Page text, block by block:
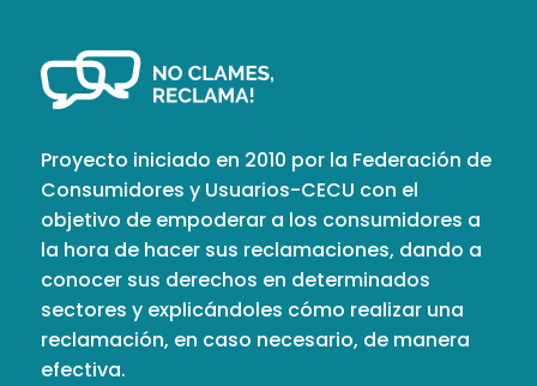
Proyecto iniciado en 2010 por la Federación de
Consumidores y Usuarios-CECU con el
objetivo de empoderar a los consumidores a
la hora de hacer sus reclamaciones, dando a
conocer sus derechos en determinados
sectores y explicándoles cómo realizar una
reclamación, en caso necesario, de manera
efectiva.